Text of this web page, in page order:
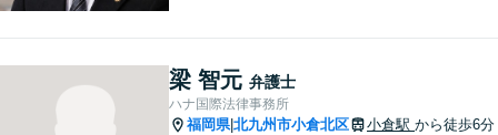
梁 智元 弁護士
ハナ国際法律事務所
福岡県|北九州市小倉北区 小倉駅 から徒歩6分